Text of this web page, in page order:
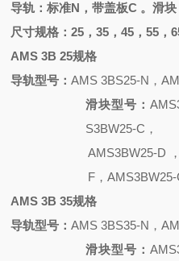
导轨：标准N，带盖板C 。滑
尺寸规格：25，35，45，55，
AMS 3B 25规格
导轨型号：AMS 3BS25-N，
滑块型号：
S3BW25-C，
AMS3BW25-D
F，AMS3BW25-
AMS 3B 35规格
导轨型号：AMS 3BS35-N，
滑块型号：